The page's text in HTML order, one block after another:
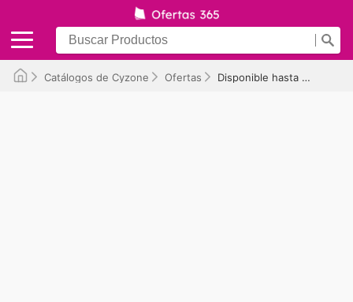
Catálogos de Cyzone Ofertas Disponible hasta el 01/05/2026